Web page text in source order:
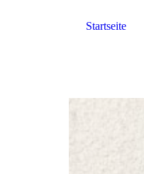
Startseite